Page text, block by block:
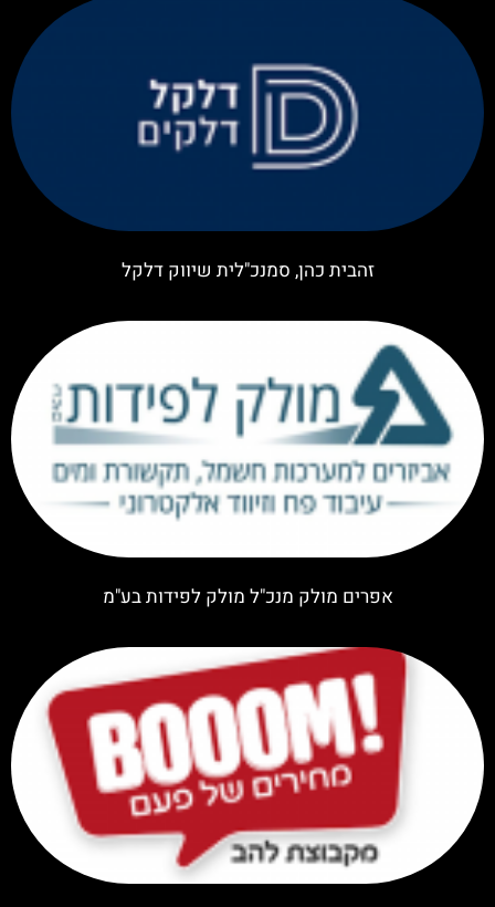
זהבית כהן, סמנכ"לית שיווק דלקל
אפרים מולק מנכ"ל מולק לפידות בע"מ